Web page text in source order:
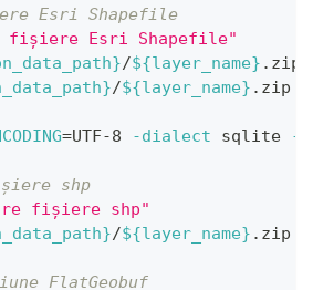
Esri Shapefile
fișiere Esri Shapefile"
/${layer_name} .zip
/${layer_name} .zip
=UTF-8 -dialect sqlite -
shp
fișiere shp"
/${layer_name} .zip
FlatGeobuf